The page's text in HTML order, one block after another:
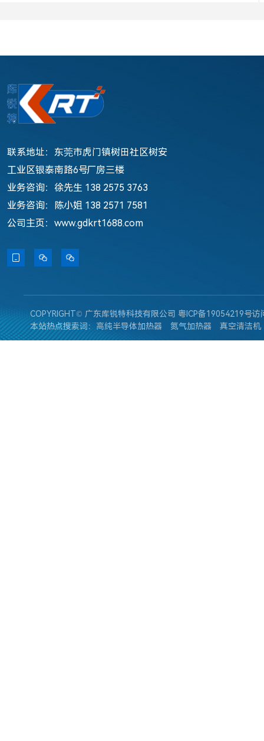
联系地址：东莞市虎门镇树田社区树安
工业区银泰南路6号厂房三楼
业务咨询：徐先生 138 2575 3763
业务咨询：陈小姐 138 2571 7581
公司主页：www.gdkrt1688.com
  
COPYRIGHT© 广东库锐特科技有限公司粤ICP备19054219号访
本站热点搜索词： 高纯半导体加热器 氮气加热器 真空清洁机